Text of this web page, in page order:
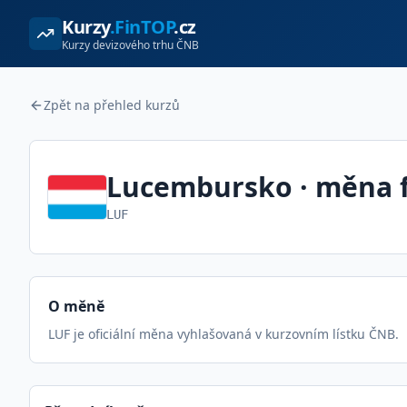
Kurzy.FinTOP.cz
Kurzy devizového trhu ČNB
Zpět na přehled kurzů
Lucembursko · měna
LUF
O měně
LUF je oficiální měna vyhlašovaná v kurzovním lístku ČNB.